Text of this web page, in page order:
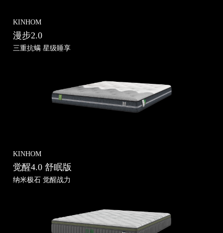
KINHOM
漫步2.0
三重抗螨 星级睡享
KINHOM
觉醒4.0 舒眠版
纳米极石 觉醒战力